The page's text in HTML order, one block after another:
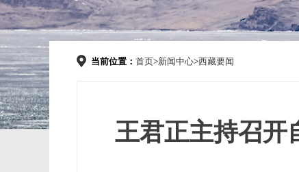
当前位置： 首页>新闻中心>西藏要闻
王君正主持召开